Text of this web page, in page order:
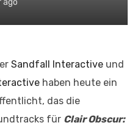
ago
Sandfall Interactive und
haben heute ein
das die
für Clair Obscur: